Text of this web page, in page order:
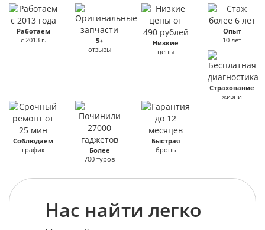
Работаем
с 2013 г.
5+
отзывы
Низкие
цены
Опыт
10 лет
Страхование
жизни
Соблюдаем
график
Более
700 туров
Быстрая
бронь
Нас найти легко